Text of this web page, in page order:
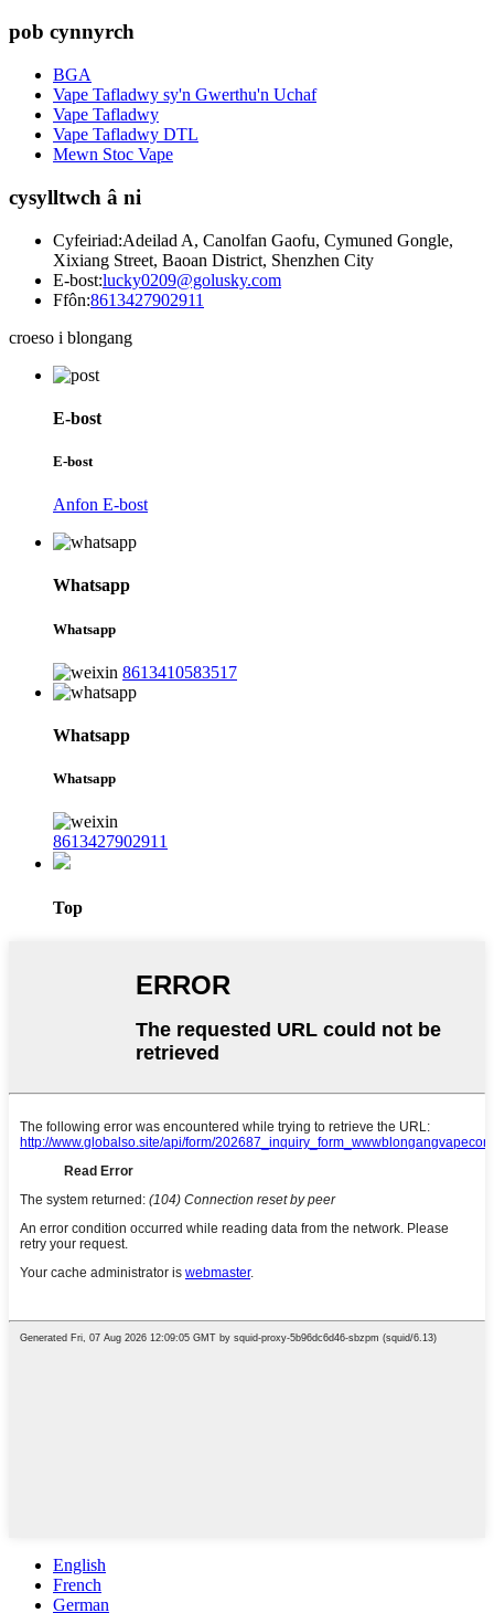
pob cynnyrch
BGA
Vape Tafladwy sy'n Gwerthu'n Uchaf
Vape Tafladwy
Vape Tafladwy DTL
Mewn Stoc Vape
cysylltwch â ni
Cyfeiriad:Adeilad A, Canolfan Gaofu, Cymuned Gongle,
Xixiang Street, Baoan District, Shenzhen City
E-bost:lucky0209@golusky.com
Ffôn:8613427902911
croeso i blongang
E-bost
E-bost
Anfon E-bost
Whatsapp
Whatsapp
8613410583517
Whatsapp
Whatsapp
8613427902911
Top
English
French
German